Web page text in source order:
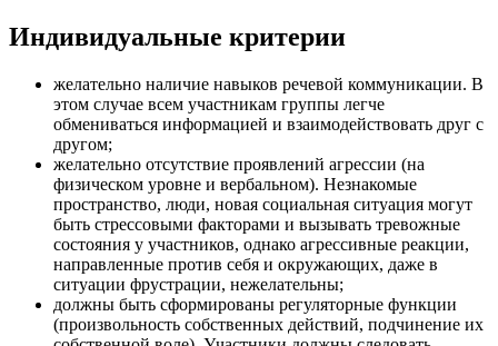
Индивидуальные критерии
желательно наличие навыков речевой коммуникации. В
этом случае всем участникам группы легче
обмениваться информацией и взаимодействовать друг с
другом;
желательно отсутствие проявлений агрессии (на
физическом уровне и вербальном). Незнакомые
пространство, люди, новая социальная ситуация могут
быть стрессовыми факторами и вызывать тревожные
состояния у участников, однако агрессивные реакции,
направленные против себя и окружающих, даже в
ситуации фрустрации, нежелательны;
должны быть сформированы регуляторные функции
(произвольность собственных действий, подчинение их